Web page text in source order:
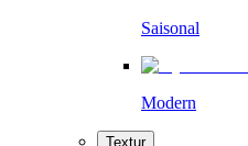
Saisonal
Modern
Textur